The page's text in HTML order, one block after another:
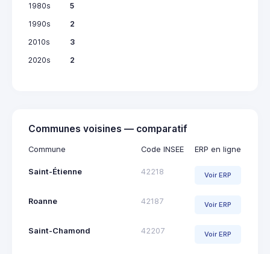
1980s
5
1990s
2
2010s
3
2020s
2
Communes voisines — comparatif
Commune Code INSEE ERP en ligne
Saint-Étienne 42218 Voir ERP
Roanne 42187 Voir ERP
Saint-Chamond 42207 Voir ERP